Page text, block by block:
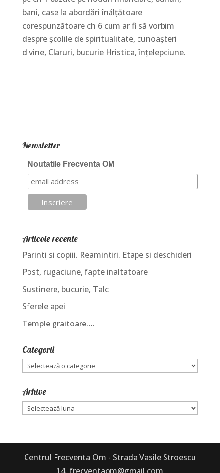
bani, case la abordări înălțătoare
corespunzătoare ch 6 cum ar fi să vorbim
despre școlile de spiritualitate, cunoașteri
divine, Claruri, bucurie Hristica, înțelepciune.
Newsletter
Noutatile Frecventa OM
Articole recente
Parinti si copiii. Reamintiri. Etape si deschideri
Post, rugaciune, fapte inaltatoare
Sustinere, bucurie, Talc
Sferele apei
Temple graitoare….
Categorii
Categorii
Arhive
Arhive
Centrul Frecventa Om - Strada Vasile Stroescu
14, frecventaom@gmail.com